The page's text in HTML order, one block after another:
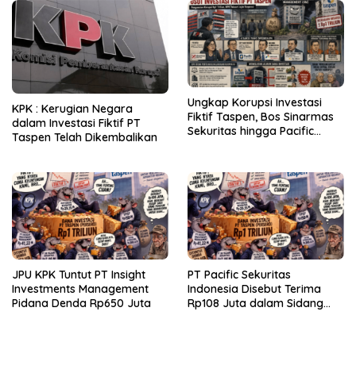
KPK : Kerugian Negara
dalam Investasi Fiktif PT
Taspen Telah Dikembalikan
Ungkap Korupsi Investasi
Fiktif Taspen, Bos Sinarmas
Sekuritas hingga Pacific
JPU KPK Tuntut PT Insight
Investments Management
Pidana Denda Rp650 Juta
PT Pacific Sekuritas
Indonesia Disebut Terima
Rp108 Juta dalam Sidang